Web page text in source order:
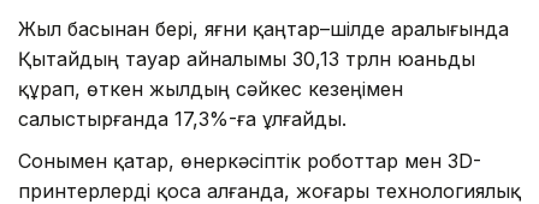
Жыл басынан бері, яғни қаңтар–шілде аралығында
Қытайдың тауар айналымы 30,13 трлн юаньды
құрап, өткен жылдың сәйкес кезеңімен
салыстырғанда 17,3%-ға ұлғайды.
Сонымен қатар, өнеркәсіптік роботтар мен 3D-
принтерлерді қоса алғанда, жоғары технологиялық